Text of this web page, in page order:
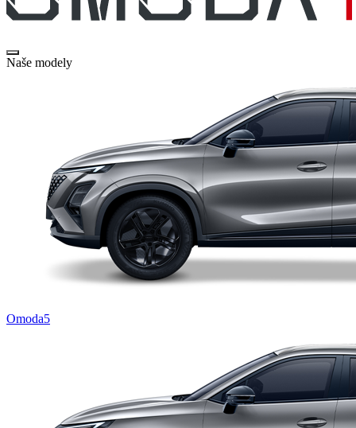
Naše modely
Omoda5